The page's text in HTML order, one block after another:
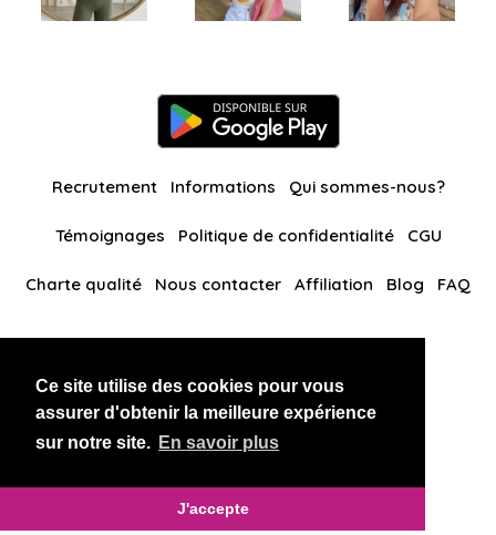
Ce site utilise des cookies pour vous
assurer d'obtenir la meilleure expérience
sur notre site. En savoir plus
J'accepte
Recrutement Informations Qui sommes-nous?
Témoignages Politique de confidentialité CGU
Charte qualité Nous contacter Affiliation Blog FAQ
BlackAndBeauties RussianKisses
Copyright 2026 thaidatevip